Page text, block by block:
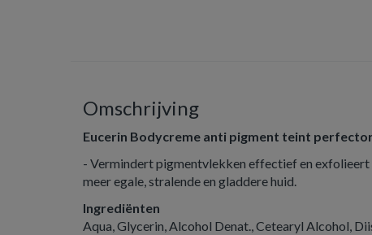
Omschrijving
Eucerin Bodycreme anti pigment teint perfector
- Vermindert pigmentvlekken effectief en exfolieert
meer egale, stralende en gladdere huid.
Ingrediënten
Aqua, Glycerin, Alcohol Denat., Cetearyl Alcohol,